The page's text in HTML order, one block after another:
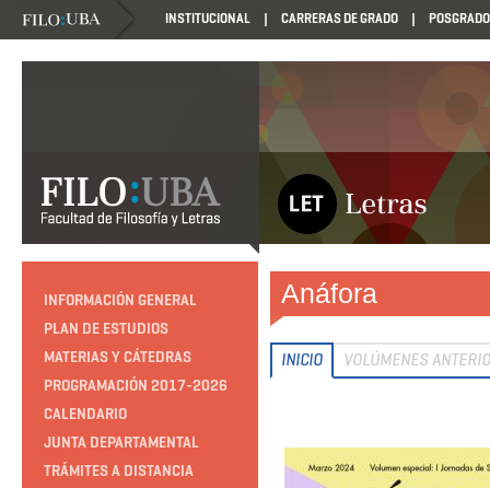
INSTITUCIONAL CARRERAS DE GRADO POSGRADO
INFORMACIÓN GENERAL
PLAN DE ESTUDIOS
MATERIAS Y CÁTEDRAS
PROGRAMACIÓN 2017-2026
CALENDARIO
JUNTA DEPARTAMENTAL
TRÁMITES A DISTANCIA
Anáfora
INICIO VOLÚMENES